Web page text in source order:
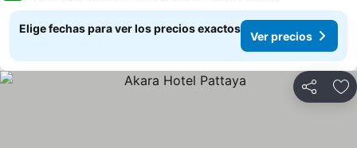
Elige fechas para ver los precios exactos
Ver precios
Compartir